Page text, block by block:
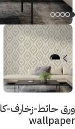
wallpaper